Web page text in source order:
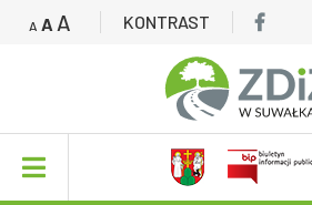
A A A KONTRAST